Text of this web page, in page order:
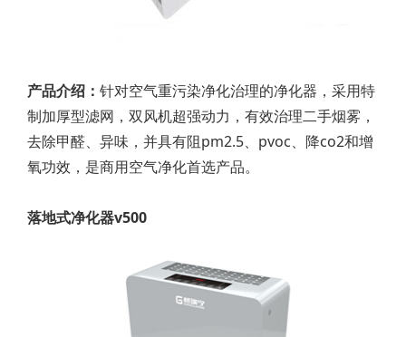
产品介绍： 针对空气重污染净化治理的净化器，采用特
制加厚型滤网，双风机超强动力，有效治理二手烟雾，
去除甲醛、异味，并具有阻pm2.5、pvoc、降co2和增
氧功效，是商用空气净化首选产品。
落地式净化器v500